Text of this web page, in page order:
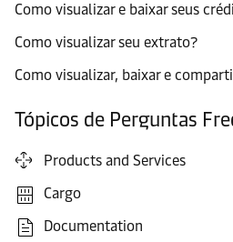
Como visualizar e baixar seus
Como visualizar seu extrato?
Como visualizar, baixar e
Tópicos de Perguntas
Products and Services
Cargo
Documentation